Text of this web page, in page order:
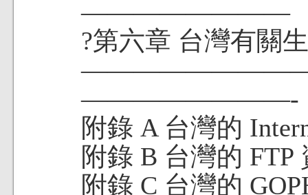
————————
?第六章 台灣有關
————————-
附錄 A 台灣的
附錄 B 台灣的 FTP
附錄 C 台灣的